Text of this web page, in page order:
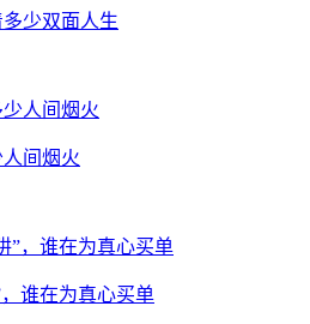
少双面人生
间烟火
谁在为真心买单